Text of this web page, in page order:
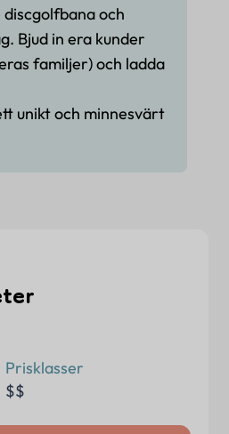
och
Bjud in era kunder
familjer) och ladda
unikt och minnesvärt
Prisklasser
$$